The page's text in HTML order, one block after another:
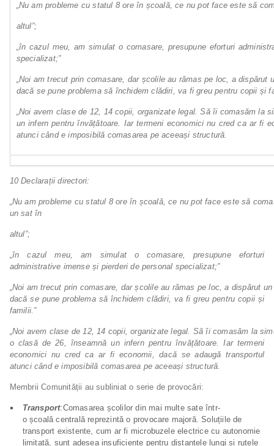
„Nu am probleme cu statul 8 ore în școală, ce nu pot face este să
altul”;
„în cazul meu, am simulat o comasare, presupune eforturi
specializat;”
„Noi am trecut prin comasare, dar școlile au rămas pe loc, a dispărut
dacă se pune problema să închidem clădiri, va fi greu pentru copii și
„Noi avem clase de 12, 14 copii, organizate legal. Să îi comasăm la
un infern pentru învățătoare. Iar termeni economici nu cred ca ar fi
atunci când e imposibilă comasarea pe aceeași structură.
10 Declarații directori:
„Nu am probleme cu statul 8 ore în școală, ce nu pot face este să
un sat în
altul”;
„în cazul meu, am simulat o comasare, presupune eforturi
administrative imense și pierderi de personal specializat;”
„Noi am trecut prin comasare, dar școlile au rămas pe loc, a dispărut un
dacă se pune problema să închidem clădiri, va fi greu pentru copii și
familii.”
„Noi avem clase de 12, 14 copii, organizate legal. Să îi comasăm la
o clasă de 26, înseamnă un infern pentru învățătoare. Iar termeni
economici nu cred ca ar fi economii, dacă se adaugă transportul
atunci când e imposibilă comasarea pe aceeași structură.
Membrii Comunității au subliniat o serie de provocări:
Transport:Comasarea școlilor din mai multe sate într-
o școală centrală reprezintă o provocare majoră. Soluțiile de
transport existente, cum ar fi microbuzele electrice cu autonomie
limitată, sunt adesea insuficiente pentru distanțele lungi și rutele